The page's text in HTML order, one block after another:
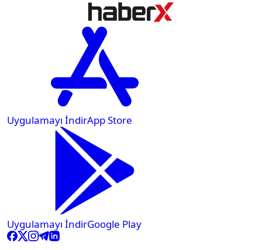
Uygulamayı İndirApp Store
Uygulamayı İndirGoogle Play